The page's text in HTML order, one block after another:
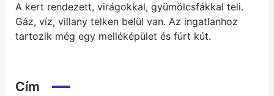
A kert rendezett, virágokkal, gyümölcsfákkal teli.
Gáz, víz, villany telken belül van. Az ingatlanhoz
tartozik még egy melléképület és fúrt kút.
Cím